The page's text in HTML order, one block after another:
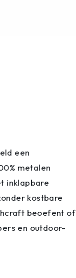
een
metalen
inklapbare
kostbare
beoefent of
en outdoor-